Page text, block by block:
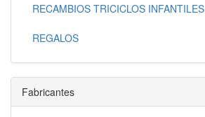
RECAMBIOS TRICICLOS INFANTILES
REGALOS
Fabricantes